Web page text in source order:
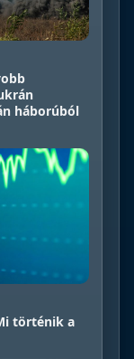
háborúból
történik a